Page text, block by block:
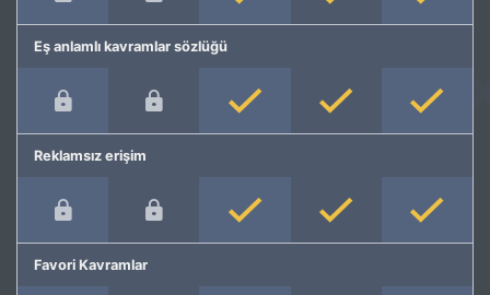
Eş anlamlı kavramlar sözlüğü
Reklamsız erişim
Favori Kavramlar